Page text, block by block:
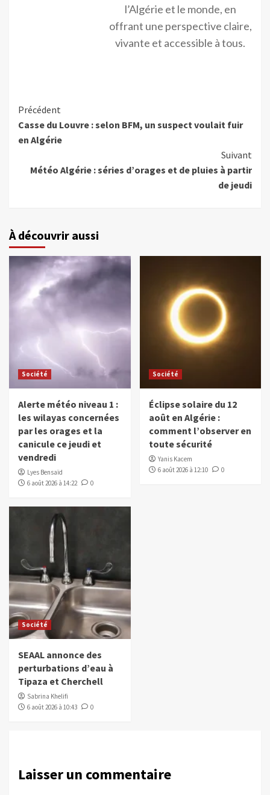
l’Algérie et le monde, en
offrant une perspective claire,
vivante et accessible à tous.
Précédent
Casse du Louvre : selon BFM, un suspect voulait fuir
en Algérie
Suivant
Météo Algérie : séries d’orages et de pluies à partir
de jeudi
À découvrir aussi
Société
Alerte météo niveau 1 :
les wilayas concernées
par les orages et la
canicule ce jeudi et
vendredi
Lyes Bensaïd
6 août 2026 à 14:22
0
Société
Éclipse solaire du 12
août en Algérie :
comment l’observer en
toute sécurité
Yanis Kacem
6 août 2026 à 12:10
0
Société
SEAAL annonce des
perturbations d’eau à
Tipaza et Cherchell
Sabrina Khelifi
6 août 2026 à 10:43
0
Laisser un commentaire